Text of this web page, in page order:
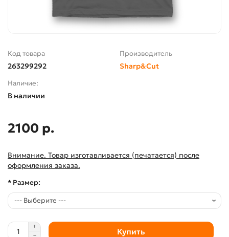
Код товара
263299292
Производитель
Sharp&Cut
Наличие:
В наличии
2100 р.
Внимание. Товар изготавливается (печатается) после
оформления заказа.
* Размер:
Купить